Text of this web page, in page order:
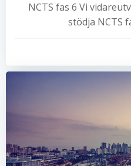
NCTS fas 6 Vi
stödja NCTS